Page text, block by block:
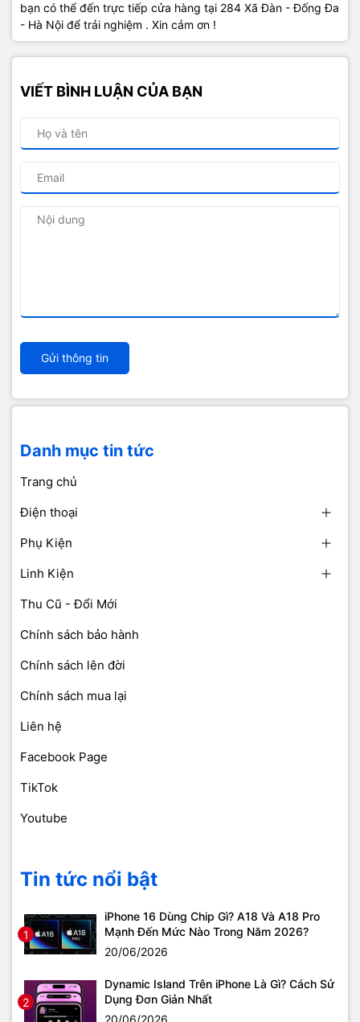
bạn có thể đến trực tiếp cửa hàng tại 284 Xã Đàn - Đống Đa
- Hà Nội để trải nghiệm . Xin cảm ơn !
VIẾT BÌNH LUẬN CỦA BẠN
Gửi thông tin
Danh mục tin tức
Trang chủ
Điện thoại
Phụ Kiện
Linh Kiện
Thu Cũ - Đổi Mới
Chính sách bảo hành
Chính sách lên đời
Chính sách mua lại
Liên hệ
Facebook Page
TikTok
Youtube
Tin tức nổi bật
1
iPhone 16 Dùng Chip Gì? A18 Và A18 Pro
Mạnh Đến Mức Nào Trong Năm 2026?
20/06/2026
2
Dynamic Island Trên iPhone Là Gì? Cách Sử
Dụng Đơn Giản Nhất
20/06/2026